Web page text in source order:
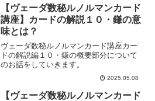
【ヴェーダ数秘ルノルマンカード
講座】カードの解説１０・鎌の意
味とは？
ヴェーダ数秘ルノルマンカード講座カー
ドの解説編１０・鎌の概要部分について
のお話をしていきます。
2025.05.08
【ヴェーダ数秘ルノルマンカード